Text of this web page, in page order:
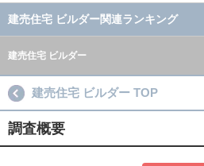
建売住宅 ビルダー関連ランキング
建売住宅 ビルダー
建売住宅 ビルダー TOP
調査概要